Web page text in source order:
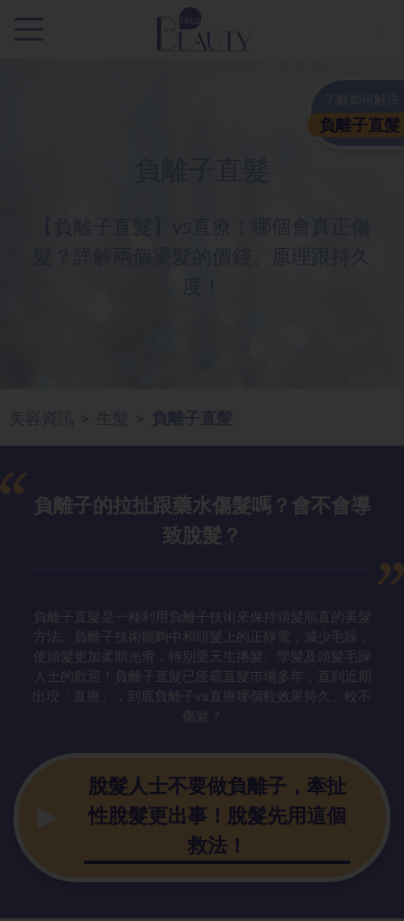
負離子直髮
> >
負離子的拉扯跟藥水傷髮嗎？會不會導
致脫髮？
負離子直髮是一種利用負離子技術來保持頭髮順直的美髮
方法。負離子技術能夠中和頭髮上的正靜電，減少毛躁，
使頭髮更加柔順光滑，特別受天生捲髮、孿髮及頭髮毛躁
人士的歡迎！負離子直髮已痊霸直髮市場多年，直到近期
出現「直療」，到底負離子vs直療哪個較效果持久、較不
傷髮？
脫髮人士不要做負離子，牽扯
性脫髮更出事！脫髮先用這個
救法！